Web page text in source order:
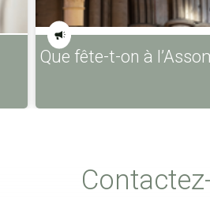
Que fête-t-on à